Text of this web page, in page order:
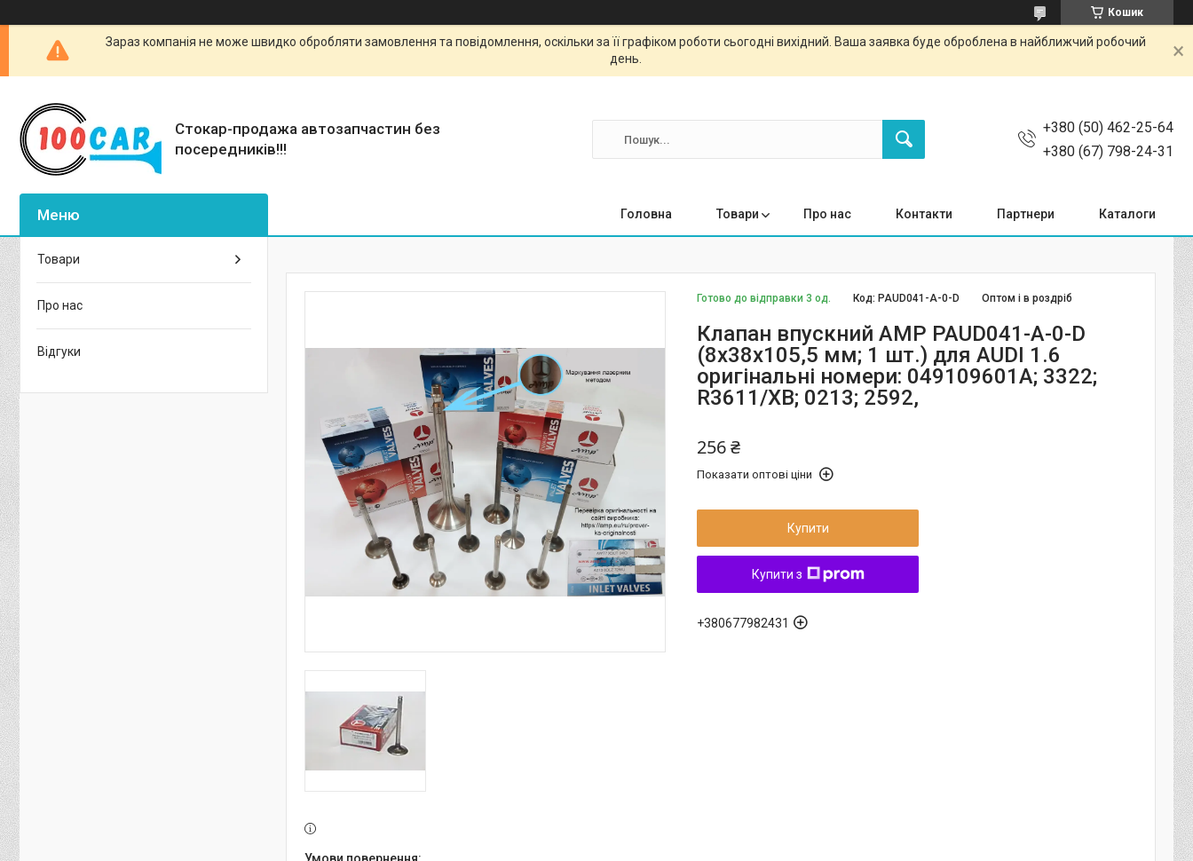
Кошик
Зараз компанія не може швидко обробляти замовлення та повідомлення, оскільки за її графіком роботи сьогодні вихідний. Ваша заявка буде оброблена в найближчий робочий
день.
Стокар-продажа автозапчастин без
посередників!!!
+380 (50) 462-25-64
+380 (67) 798-24-31
Головна Товари Про нас Контакти Партнери Каталоги
Готово до відправки 3 од. Оптом і в роздріб
Код: PAUD041-A-0-D
Клапан впускний AMP PAUD041-A-0-D
(8x38x105,5 мм; 1 шт.) для AUDI 1.6
оригінальні номери: 049109601A; 3322;
R3611/XB; 0213; 2592,
256 ₴
Показати оптові ціни
Купити
Купити з
+380677982431
Товари
Про нас
Відгуки